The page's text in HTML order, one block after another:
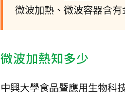
微波加熱、微波容器含
微波加熱知多少
中興大學食品暨應用生物科